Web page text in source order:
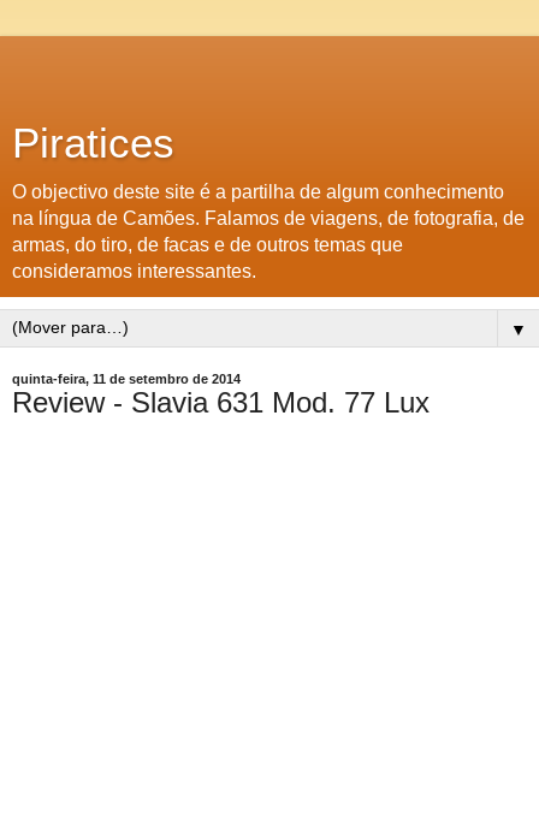
Piratices
O objectivo deste site é a partilha de algum conhecimento
na língua de Camões. Falamos de viagens, de fotografia, de
armas, do tiro, de facas e de outros temas que
consideramos interessantes.
▼
quinta-feira, 11 de setembro de 2014
Review - Slavia 631 Mod. 77 Lux